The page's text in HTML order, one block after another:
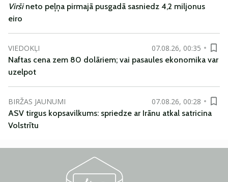
Viršineto peļņa pirmajā pusgadā sasniedz 4,2 miljonus
eiro
VIEDOKĻI
07.08.26, 00:35
Naftas cena zem 80 dolāriem; vai pasaules ekonomika var
uzelpot
BIRŽAS JAUNUMI
07.08.26, 00:28
ASV tirgus kopsavilkums: spriedze ar Irānu atkal satricina
Volstrītu